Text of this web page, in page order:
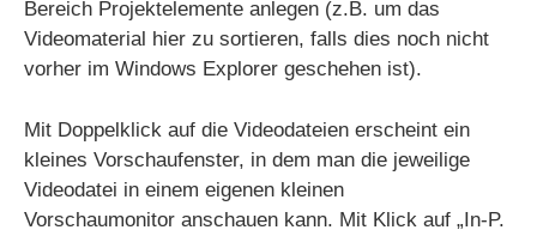
Bereich Projektelemente anlegen (z.B. um das
Videomaterial hier zu sortieren, falls dies noch nicht
vorher im Windows Explorer geschehen ist).
Mit Doppelklick auf die Videodateien erscheint ein
kleines Vorschaufenster, in dem man die jeweilige
Videodatei in einem eigenen kleinen
Vorschaumonitor anschauen kann. Mit Klick auf „In-P.